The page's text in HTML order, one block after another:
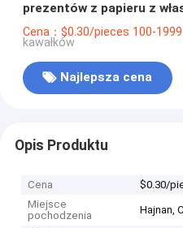
prezentów z papieru z
Cena：$0.30/pieces 100-
kawałków
Najlepsza cena
Opis Produktu
Cena
$0.30/
Miejsce
pochodzenia
Hajnan,